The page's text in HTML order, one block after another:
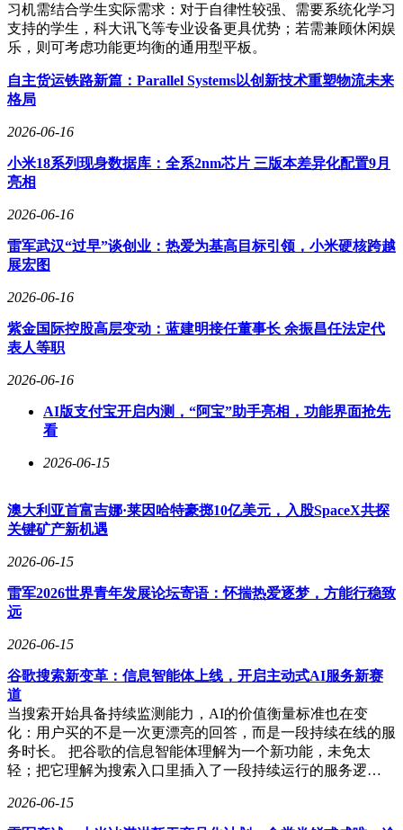
习机需结合学生实际需求：对于自律性较强、需要系统化学习
支持的学生，科大讯飞等专业设备更具优势；若需兼顾休闲娱
乐，则可考虑功能更均衡的通用型平板。
自主货运铁路新篇：Parallel Systems以创新技术重塑物流未来
格局
2026-06-16
小米18系列现身数据库：全系2nm芯片 三版本差异化配置9月
亮相
2026-06-16
雷军武汉“过早”谈创业：热爱为基高目标引领，小米硬核跨越
展宏图
2026-06-16
紫金国际控股高层变动：蓝建明接任董事长 余振昌任法定代
表人等职
2026-06-16
AI版支付宝开启内测，“阿宝”助手亮相，功能界面抢先
看
2026-06-15
澳大利亚首富吉娜·莱因哈特豪掷10亿美元，入股SpaceX共探
关键矿产新机遇
2026-06-15
雷军2026世界青年发展论坛寄语：怀揣热爱逐梦，方能行稳致
远
2026-06-15
谷歌搜索新变革：信息智能体上线，开启主动式AI服务新赛
道
当搜索开始具备持续监测能力，AI的价值衡量标准也在变
化：用户买的不是一次更漂亮的回答，而是一段持续在线的服
务时长。 把谷歌的信息智能体理解为一个新功能，未免太
轻；把它理解为搜索入口里插入了一段持续运行的服务逻…
2026-06-15